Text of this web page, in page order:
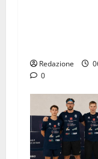
Redazione
0